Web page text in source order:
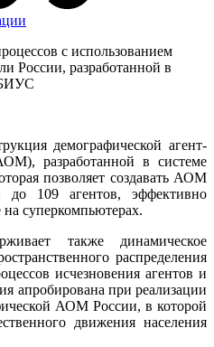
демографической агент-
разработанной в системе
позволяет создавать АОМ
до 109 агентов, эффективно
суперкомпьютерах.
также динамическое
распределения
исчезновения агентов и
апробирована при реализации
АОМ России, в которой
движения населения